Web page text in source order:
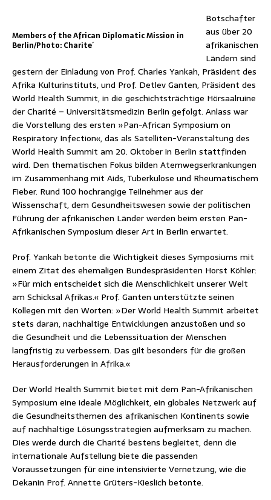
Members of the African Diplomatic Mission in
Berlin/Photo: Charite´
Botschafter
aus über 20
afrikanischen
Ländern sind
gestern der Einladung von Prof. Charles Yankah, Präsident des
Afrika Kulturinstituts, und Prof. Detlev Ganten, Präsident des
World Health Summit, in die geschichtsträchtige Hörsaalruine
der Charité – Universitätsmedizin Berlin gefolgt. Anlass war
die Vorstellung des ersten »Pan-African Symposium on
Respiratory Infection«, das als Satelliten-Veranstaltung des
World Health Summit am 20. Oktober in Berlin stattfinden
wird. Den thematischen Fokus bilden Atemwegserkrankungen
im Zusammenhang mit Aids, Tuberkulose und Rheumatischem
Fieber. Rund 100 hochrangige Teilnehmer aus der
Wissenschaft, dem Gesundheitswesen sowie der politischen
Führung der afrikanischen Länder werden beim ersten Pan-
Afrikanischen Symposium dieser Art in Berlin erwartet.
Prof. Yankah betonte die Wichtigkeit dieses Symposiums mit
einem Zitat des ehemaligen Bundespräsidenten Horst Köhler:
»Für mich entscheidet sich die Menschlichkeit unserer Welt
am Schicksal Afrikas.« Prof. Ganten unterstützte seinen
Kollegen mit den Worten: »Der World Health Summit arbeitet
stets daran, nachhaltige Entwicklungen anzustoßen und so
die Gesundheit und die Lebenssituation der Menschen
langfristig zu verbessern. Das gilt besonders für die großen
Herausforderungen in Afrika.«
Der World Health Summit bietet mit dem Pan-Afrikanischen
Symposium eine ideale Möglichkeit, ein globales Netzwerk auf
die Gesundheitsthemen des afrikanischen Kontinents sowie
auf nachhaltige Lösungsstrategien aufmerksam zu machen.
Dies werde durch die Charité bestens begleitet, denn die
internationale Aufstellung biete die passenden
Voraussetzungen für eine intensivierte Vernetzung, wie die
Dekanin Prof. Annette Grüters-Kieslich betonte.